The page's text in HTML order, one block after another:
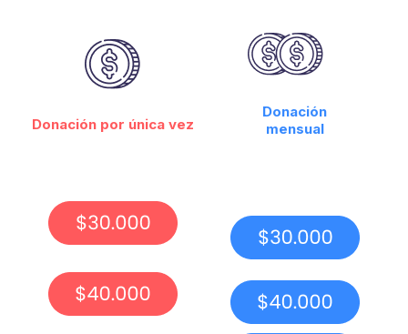
Donación por única vez
Donación
mensual